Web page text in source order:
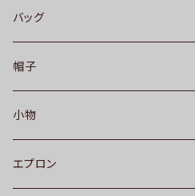
バッグ
帽子
小物
エプロン